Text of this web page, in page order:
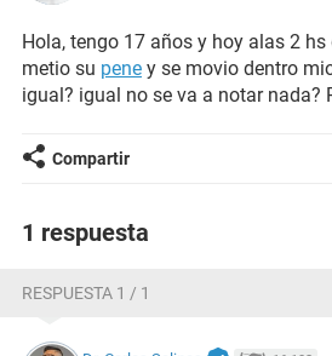
Hola, tengo 17 años y hoy alas 2
metio su pene y se movio dentro
igual? igual no se va a notar nada?
Compartir
1 respuesta
RESPUESTA 1 / 1